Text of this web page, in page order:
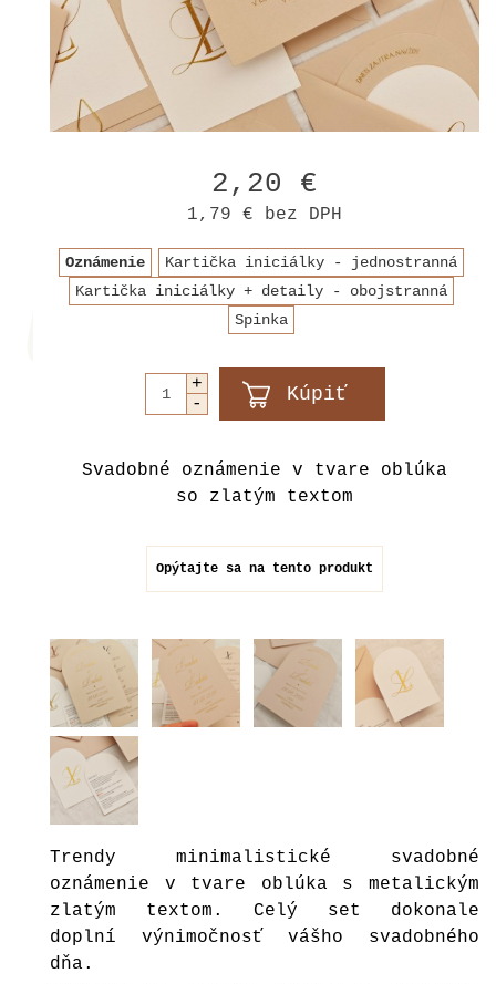
2,20 €
1,79 € bez DPH
Oznámenie
Kartička iniciálky - jednostranná
Kartička iniciálky + detaily - obojstranná
Spinka
Svadobné oznámenie v tvare oblúka
so zlatým textom
Opýtajte sa na tento produkt
Trendy minimalistické svadobné
oznámenie v tvare oblúka s metalickým
zlatým textom. Celý set dokonale
doplní výnimočnosť vášho svadobného
dňa.